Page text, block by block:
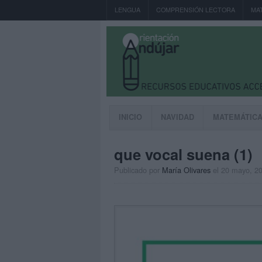
LENGUA COMPRENSIÓN LECTORA
INICIO NAVIDAD
que vocal suena (1)
Publicado por María Olivares el 20 mayo,